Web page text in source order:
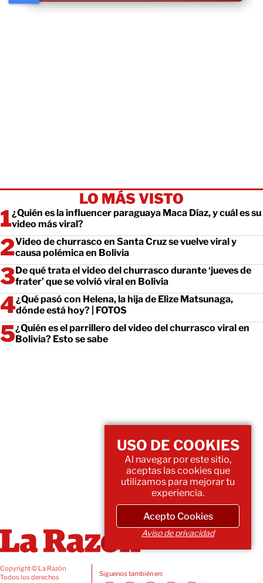
LO MÁS VISTO
¿Quién es la influencer paraguaya Maca Díaz, y cuál es su
video más viral?
Video de churrasco en Santa Cruz se vuelve viral y
causa polémica en Bolivia
De qué trata el video del churrasco durante ‘jueves de
frater’ que se volvió viral en Bolivia
¿Qué pasó con Helena, la hija de Elize Matsunaga,
dónde está hoy? | FOTOS
¿Quién es el parrillero del video del churrasco viral en
Bolivia? Esto se sabe
Copyright © La Razón
Todos los derechos
Siguenos también en:
USO DE COOKIES
Al navegar por este sitio,
aceptas las cookies que
utilizamos para mejorar tu
experiencia.
Acepto Cookies
Aviso de privacidad